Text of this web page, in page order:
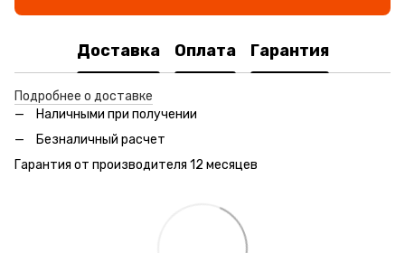
Доставка Оплата Гарантия
Подробнее о доставке
Наличными при получении
Безналичный расчет
Гарантия от производителя 12 месяцев